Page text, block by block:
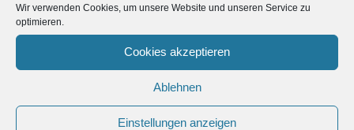
Wir verwenden Cookies, um unsere Website und unseren Service zu
optimieren.
Cookies akzeptieren
Ablehnen
Einstellungen anzeigen
Wario: Master of Disguise